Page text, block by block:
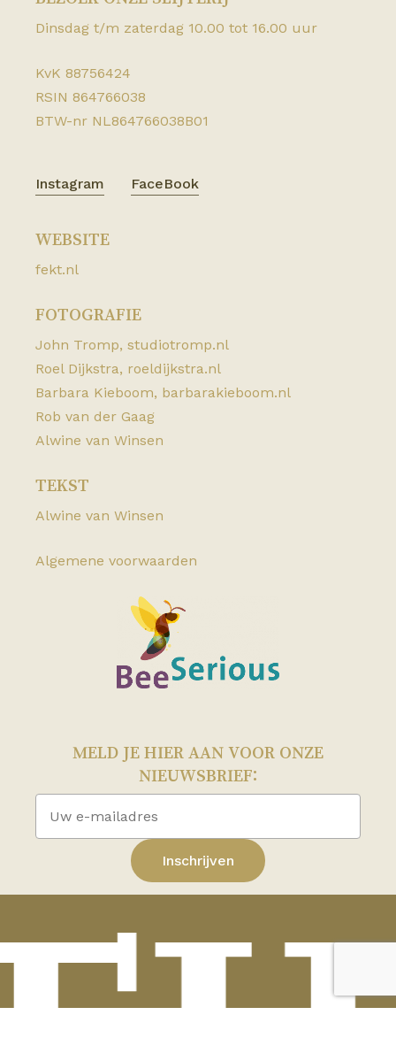
Dinsdag t/m zaterdag 10.00 tot 16.00 uur
KvK 88756424
RSIN 864766038
BTW-nr NL864766038B01
Instagram FaceBook
WEBSITE
fekt.nl
FOTOGRAFIE
John Tromp,studiotromp.nl
Roel Dijkstra, roeldijkstra.nl
Barbara Kieboom, barbarakieboom.nl
Rob van der Gaag
Alwine van Winsen
TEKST
Alwine van Winsen
Algemene voorwaarden
MELD JE HIER AAN VOOR ONZE
NIEUWSBRIEF: